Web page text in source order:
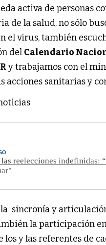
activa de personas
de la salud, no sólo
el virus, también
del Calendario
y trabajamos con el
acciones sanitarias y
reelecciones indefinidas:
sincronía y
la participación
los y las referentes de